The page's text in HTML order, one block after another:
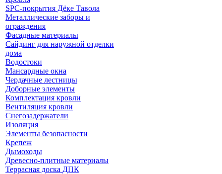
SPC-покрытия Дёке Тавола
Металлические заборы и
ограждения
Фасадные материалы
Сайдинг для наружной отделки
дома
Водостоки
Мансардные окна
Чердачные лестницы
Доборные элементы
Комплектация кровли
Вентиляция кровли
Снегозадержатели
Изоляция
Элементы безопасности
Крепеж
Дымоходы
Древесно-плитные материалы
Террасная доска ДПК